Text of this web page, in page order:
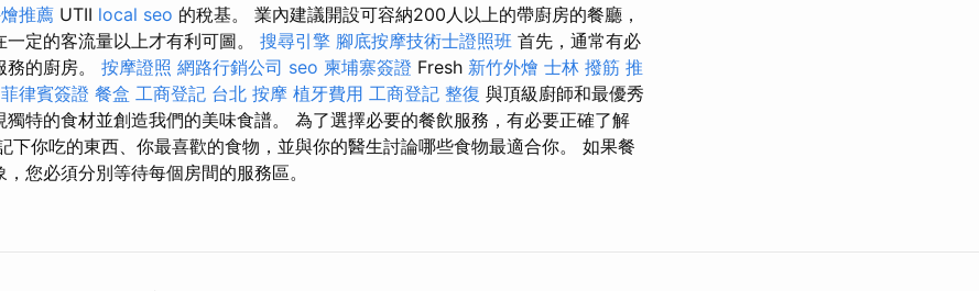
推薦 UTII local seo 的稅基。 業內建議開設可容納200人以上的帶廚房的餐廳，
定的客流量以上才有利可圖。 搜尋引擎 腳底按摩技術士證照班 首先，通常有必
的廚房。 按摩證照 網路行銷公司 seo 柬埔寨簽證 Fresh 新竹外燴 士林 撥筋 推
菲律賓簽證 餐盒 工商登記 台北 按摩 植牙費用 工商登記 整復 與頂級廚師和最優秀
獨特的食材並創造我們的美味食譜。 為了選擇必要的餐飲服務，有必要正確了解
下你吃的東西、你最喜歡的食物，並與你的醫生討論哪些食物最適合你。 如果餐
您必須分別等待每個房間的服務區。